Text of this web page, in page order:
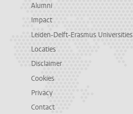
Alumni
Impact
Leiden-Delft-Erasmus Universities
Locaties
Disclaimer
Cookies
Privacy
Contact